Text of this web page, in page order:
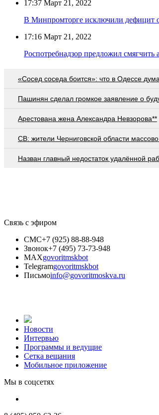
17:37 Март 21, 2022
В Минпромторге исключили дефицит
17:16 Март 21, 2022
Роспотребнадзор предложил
«Сосед соседа боится»: что в Одессе
Пашинян сделал громкое заявление о
Арестована жена Александра Невзорова**
СВ: жители Черниговской области
Назван главный недостаток удалённой
Связь с эфиром
СМС+7 (925) 88-88-948
Звонок+7 (495) 73-73-948
MAXgovoritmskbot
Telegramgovoritmskbot
Письмоinfo@govoritmoskva.ru
Новости
Интервью
Программы и ведущие
Сетка вещания
Мобильное приложение
Мы в соцсетях